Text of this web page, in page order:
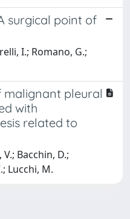
surgical point of
I.; Romano, G.;
malignant pleural
with
related to
Bacchin, D.;
Lucchi, M.